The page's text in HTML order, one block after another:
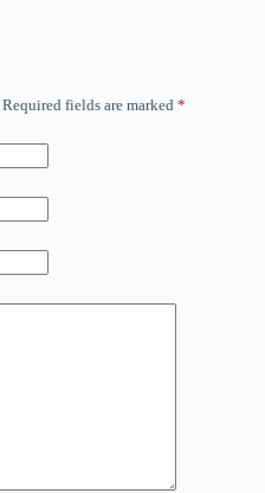
Required fields are marked *